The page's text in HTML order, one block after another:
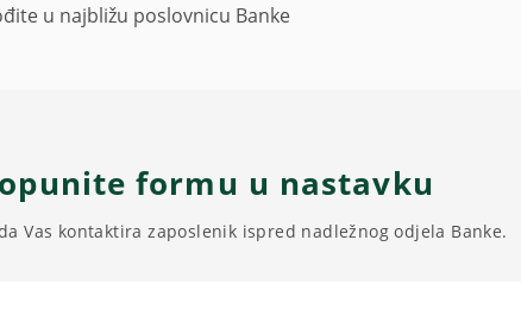
u najbližu poslovnicu Banke
formu u nastavku
Vas kontaktira zaposlenik ispred nadležnog odjela Banke.